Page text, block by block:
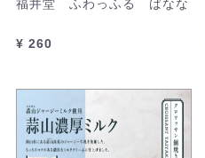
福井堂 ふわっふる ばなな
¥ 260